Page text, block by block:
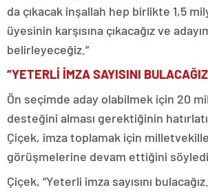
da çıkacak inşallah hep birlikte 1,5
üyesinin karşısına çıkacağız ve
belirleyeceğiz.”
“YETERLİ İMZA SAYISINI
Ön seçimde aday olabilmek için 20
desteğini alması gerektiğinin
Çiçek, imza toplamak için
görüşmelerine devam ettiğini söyledi.
Çiçek, “Yeterli imza sayısını